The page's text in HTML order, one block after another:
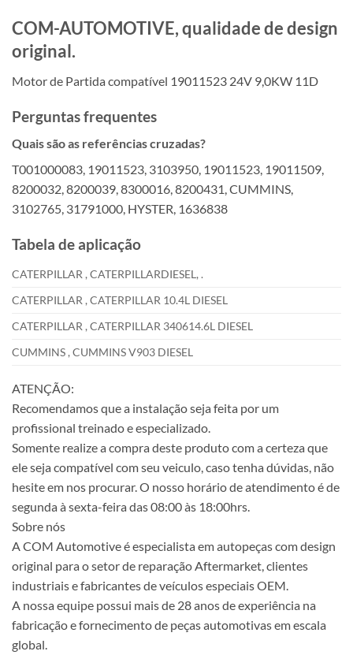
COM-AUTOMOTIVE, qualidade de design
original.
Motor de Partida compatível 19011523 24V 9,0KW 11D
Perguntas frequentes
Quais são as referências cruzadas?
T001000083, 19011523, 3103950, 19011523, 19011509,
8200032, 8200039, 8300016, 8200431, CUMMINS,
3102765, 31791000, HYSTER, 1636838
Tabela de aplicação
CATERPILLAR , CATERPILLARDIESEL, .
CATERPILLAR , CATERPILLAR 10.4L DIESEL
CATERPILLAR , CATERPILLAR 340614.6L DIESEL
CUMMINS , CUMMINS V903 DIESEL
ATENÇÃO:
Recomendamos que a instalação seja feita por um
profissional treinado e especializado.
Somente realize a compra deste produto com a certeza que
ele seja compatível com seu veiculo, caso tenha dúvidas, não
hesite em nos procurar. O nosso horário de atendimento é de
segunda à sexta-feira das 08:00 às 18:00hrs.
Sobre nós
A COM Automotive é especialista em autopeças com design
original para o setor de reparação Aftermarket, clientes
industriais e fabricantes de veículos especiais OEM.
A nossa equipe possui mais de 28 anos de experiência na
fabricação e fornecimento de peças automotivas em escala
global.